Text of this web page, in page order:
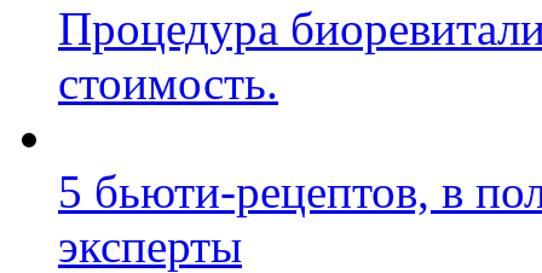
Процедура
стоимость.
5 бьюти-рецептов, в
эксперты